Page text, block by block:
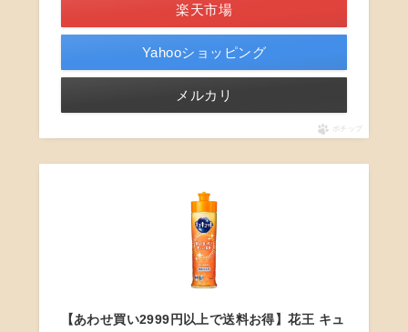
楽天市場
Yahooショッピング
メルカリ
ポチップ
【あわせ買い2999円以上で送料お得】花王 キュ